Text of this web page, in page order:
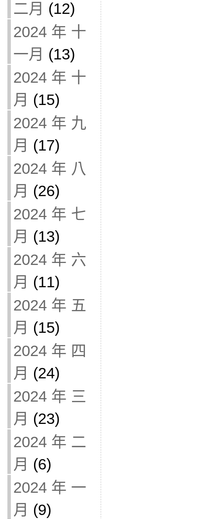
二月 (12)
2024 年 十
一月 (13)
2024 年 十
月 (15)
2024 年 九
月 (17)
2024 年 八
月 (26)
2024 年 七
月 (13)
2024 年 六
月 (11)
2024 年 五
月 (15)
2024 年 四
月 (24)
2024 年 三
月 (23)
2024 年 二
月 (6)
2024 年 一
月 (9)